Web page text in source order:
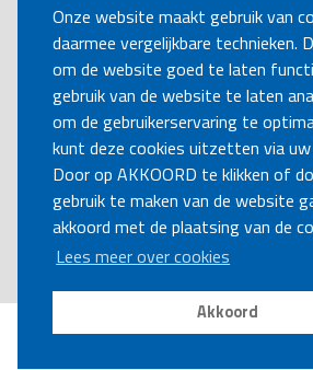
Onze website maakt gebruik van
daarmee vergelijkbare technieken.
om de website goed te laten
gebruik van de website te laten
om de gebruikerservaring te
kunt deze cookies uitzetten via
Door op AKKOORD te klikken of
gebruik te maken van de website
akkoord met de plaatsing van de
Lees meer over cookies
Akkoord
Kvk nummer: 37140121
VOLG ONS
BEL MIJ TERUG
MAAK EEN
Disclaimer|Privacy|